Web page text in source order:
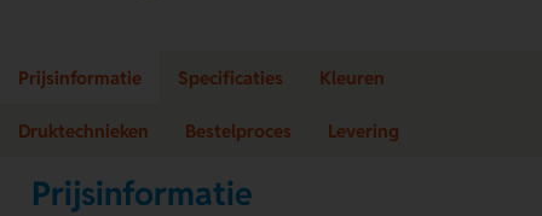
Prijsinformatie Specificaties Kleuren
Druktechnieken Bestelproces Levering
Prijsinformatie